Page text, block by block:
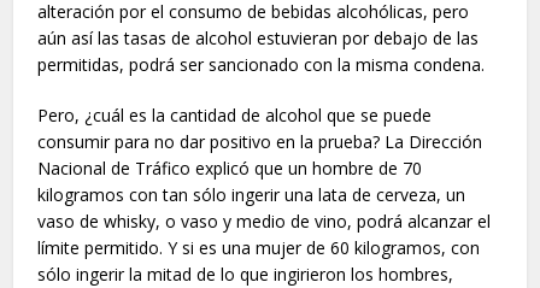
alteración por el consumo de bebidas alcohólicas, pero
aún así las tasas de alcohol estuvieran por debajo de las
permitidas, podrá ser sancionado con la misma condena.
Pero, ¿cuál es la cantidad de alcohol que se puede
consumir para no dar positivo en la prueba? La Dirección
Nacional de Tráfico explicó que un hombre de 70
kilogramos con tan sólo ingerir una lata de cerveza, un
vaso de whisky, o vaso y medio de vino, podrá alcanzar el
límite permitido. Y si es una mujer de 60 kilogramos, con
sólo ingerir la mitad de lo que ingirieron los hombres,